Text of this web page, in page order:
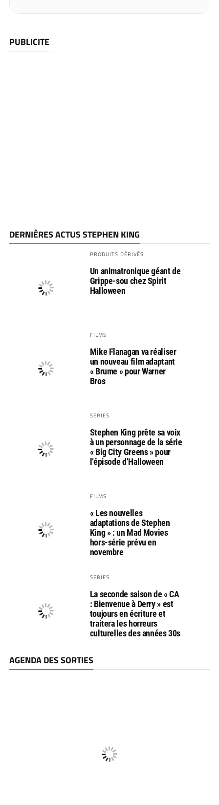
PUBLICITE
DERNIÈRES ACTUS STEPHEN KING
PRODUITS DÉRIVÉS
Un animatronique géant de
Grippe-sou chez Spirit
Halloween
FILMS
Mike Flanagan va réaliser
un nouveau film adaptant
« Brume » pour Warner
Bros
SERIES
Stephen King prête sa voix
à un personnage de la série
« Big City Greens » pour
l’épisode d’Halloween
FILMS
« Les nouvelles
adaptations de Stephen
King » : un Mad Movies
hors-série prévu en
novembre
SERIES
La seconde saison de « CA
: Bienvenue à Derry » est
toujours en écriture et
traitera les horreurs
culturelles des années 30s
AGENDA DES SORTIES